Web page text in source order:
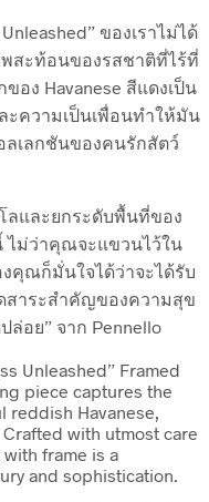
ของเราไม่ได้
สะท้อนของรสชาติที่ไร้ที่
อง Havanese สีแดงเป็น
ความเป็นเพื่อนทำให้มัน
เลกชันของคนรักสัตว์
ลและยกระดับพื้นที่ของ
ม่ว่าคุณจะแขวนไว้ใน
คุณก็มั่นใจได้ว่าจะได้รับ
สาระสำคัญของความสุข
อย” จาก Pennello
Unleashed” Framed
piece captures the
reddish Havanese,
with utmost care
frame is a
and sophistication.